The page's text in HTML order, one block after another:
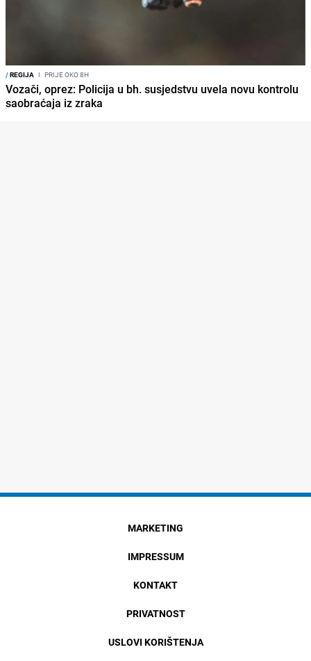
/REGIJA I PRIJE OKO 8H
Vozači, oprez: Policija u bh. susjedstvu uvela novu kontrolu
saobraćaja iz zraka
MARKETING
IMPRESSUM
KONTAKT
PRIVATNOST
USLOVI KORIŠTENJA